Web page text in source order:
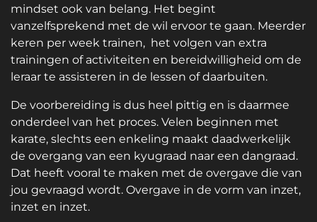
mindset ook van belang. Het begint
vanzelfsprekend met de wil ervoor te gaan. Meerder
keren per week trainen, het volgen van extra
trainingen of activiteiten en bereidwilligheid om de
leraar te assisteren in de lessen of daarbuiten.
De voorbereiding is dus heel pittig en is daarmee
onderdeel van het proces. Velen beginnen met
karate, slechts een enkeling maakt daadwerkelijk
de overgang van een kyugraad naar een dangraad.
Dat heeft vooral te maken met de overgave die van
jou gevraagd wordt. Overgave in de vorm van inzet,
inzet en inzet.